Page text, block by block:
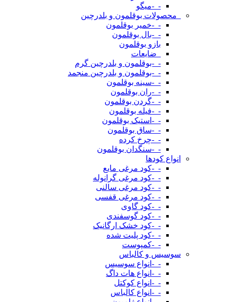
-_-میگو
_محصولات بوقلمون و بلدرچین
-_-خمیر بوقلمون
-_-بال بوقلمون
بازو بوقلمون
_ضایعات
-_-بوقلمون و بلدرچین گرم
-_-بوقلمون و بلدرچین منجمد
-_-سینه بوقلمون
-_-ران بوقلمون
-_-گردن بوقلمون
-_-فیله بوقلمون
-_-استیک بوقلمون
-_-ساق بوقلمون
-_-چرخ کرده
-_-سنگدان بوقلمون
انواع کودها
-_-کود مرغی مایع
-_-کود مرغی گرانوله
-_-کود مرغی سالنی
-_-کود مرغی قفسی
-_-کود گاوی
-_-کود گوسفندی
-_-کود خشک ارگانیک
-_-کود پلیت شده
-_-کمپوست
سوسیس و کالباس
-_-انواع سوسیس
-_-انواع هات داگ
-_-انواع کوکتل
-_-انواع کالباس